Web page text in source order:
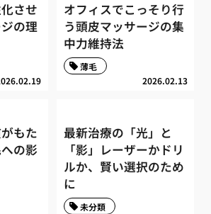
させ
の理
オフィスでこっそり行
う頭皮マッサージの集
中力維持法
2026.02.13
薄毛
もた
の影
最新治療の「光」と
「影」レーザーかドリ
ルか、賢い選択のため
に
未分類